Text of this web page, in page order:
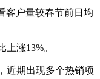
客户量较春节前日均
涨13%。
近期出现多个热销项